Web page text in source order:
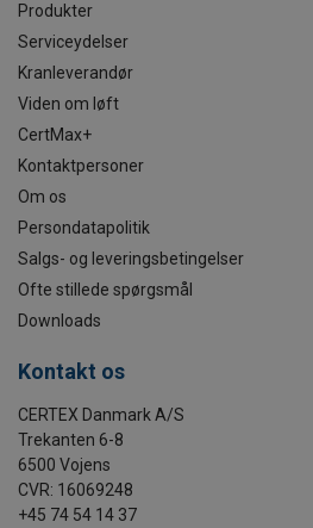
Produkter
Serviceydelser
Kranleverandør
Viden om løft
CertMax+
Kontaktpersoner
Om os
Persondatapolitik
Salgs- og leveringsbetingelser
Ofte stillede spørgsmål
Downloads
Kontakt os
CERTEX Danmark A/S
Trekanten 6-8
6500 Vojens
CVR: 16069248
+45 74 54 14 37